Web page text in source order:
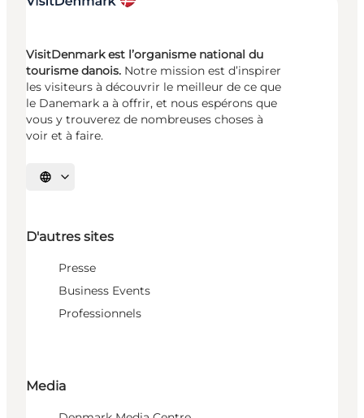
VisitDenmark est l’organisme national du
tourisme danois. Notre mission est d’inspirer
les visiteurs à découvrir le meilleur de ce que
le Danemark a à offrir, et nous espérons que
vous y trouverez de nombreuses choses à
voir et à faire.
Choisissez la langue
D'autres sites
Presse
Business Events
Professionnels
Media